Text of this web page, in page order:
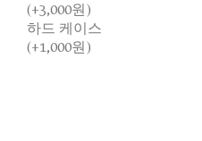
(+3,000원)
하드 케이스
(+1,000원)